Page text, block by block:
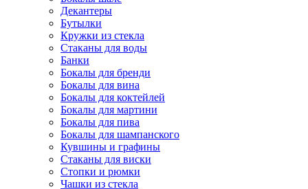
Декантеры
Бутылки
Кружки из стекла
Стаканы для воды
Банки
Бокалы для бренди
Бокалы для вина
Бокалы для коктейлей
Бокалы для мартини
Бокалы для пива
Бокалы для шампанского
Кувшины и графины
Стаканы для виски
Стопки и рюмки
Чашки из стекла